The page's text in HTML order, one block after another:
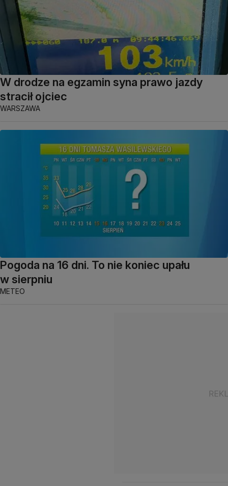
W drodze na egzamin syna prawo jazdy
stracił ojciec
WARSZAWA
Pogoda na 16 dni. To nie koniec upału
w sierpniu
METEO